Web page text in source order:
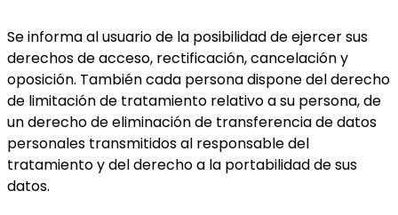
Se informa al usuario de la posibilidad de ejercer sus
derechos de acceso, rectificación, cancelación y
oposición. También cada persona dispone del derecho
de limitación de tratamiento relativo a su persona, de
un derecho de eliminación de transferencia de datos
personales transmitidos al responsable del
tratamiento y del derecho a la portabilidad de sus
datos.